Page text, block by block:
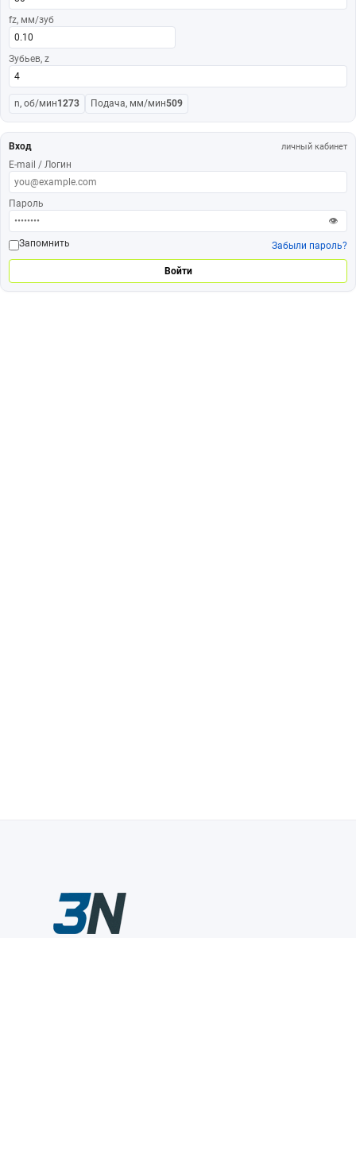
fz, мм/зуб
Зубьев, z
n, об/мин1273 Подача, мм/мин509
Вход личный кабинет
E-mail / Логин
Пароль
👁
Запомнить
Забыли пароль?
Войти